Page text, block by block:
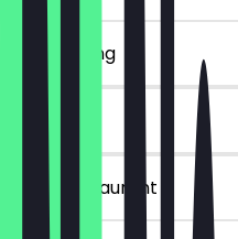
~€ 3 korting
30 dagen
in het restaurant